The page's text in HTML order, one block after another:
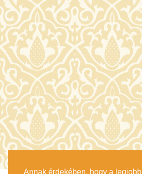
Annak érdekében, hogy a legjobb